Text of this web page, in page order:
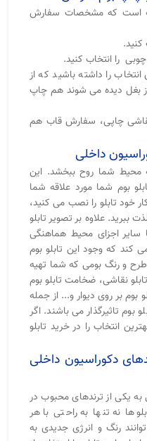
است که مشخصات سفارش
را انتخاب کنید.
را داشته باشید که از
بغل دیده می شوند هم چاپ
نقاشی چاپی، سفارش قاب هم
داخلی
محیط شما روح ببخشد. این
بوم شما مورد علاقه شما
خود تابلو را نصب می کنید،
ببرید. علاوه بر تصویر تابلو
سایر اجزای محیط هماهنگی
کند که وجود این تابلو بوم
طرح و رنگ بومی که شما تهیه
نقاشی، ضخامت تابلو بوم
بوم بر روی دیوار و... از جمله
بوم تاثیرگذار می باشند. اگر
انتخاب را در خرید تابلو
دکوراسیون داخلی
یکی از ترندهای محبوب در
نه تنها به راحتی با هر
رنگ و انرژی جدیدی به